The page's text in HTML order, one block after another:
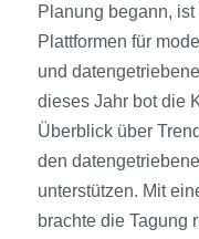
Planung begann,
Plattformen für
und
dieses Jahr bot die
Überblick über
den
unterstützen. Mit
brachte die Tagung